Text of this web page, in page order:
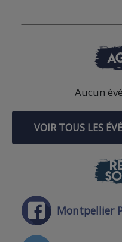
Aucun
VOIR TOUS LES
Montpellier